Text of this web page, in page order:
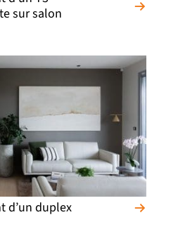
sur salon
d’un duplex